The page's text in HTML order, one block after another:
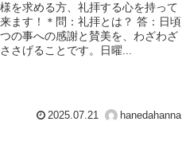
を求める方、礼拝する心を持って
ます！＊問：礼拝とは？ 答：日頃
の事への感謝と賛美を、わざわざ
さげることです。日曜...
2025.07.21 hanedahanna